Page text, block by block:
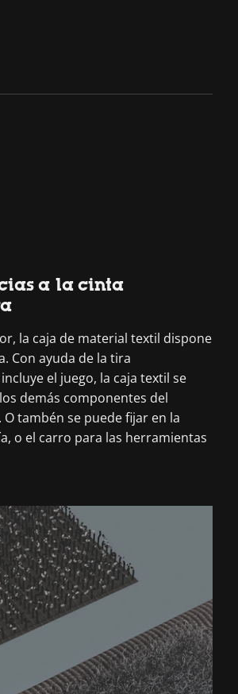
a la cinta
la caja de material textil dispone
Con ayuda de la tira
el juego, la caja textil se
demás componentes del
tambén se puede fijar en la
o el carro para las herramientas